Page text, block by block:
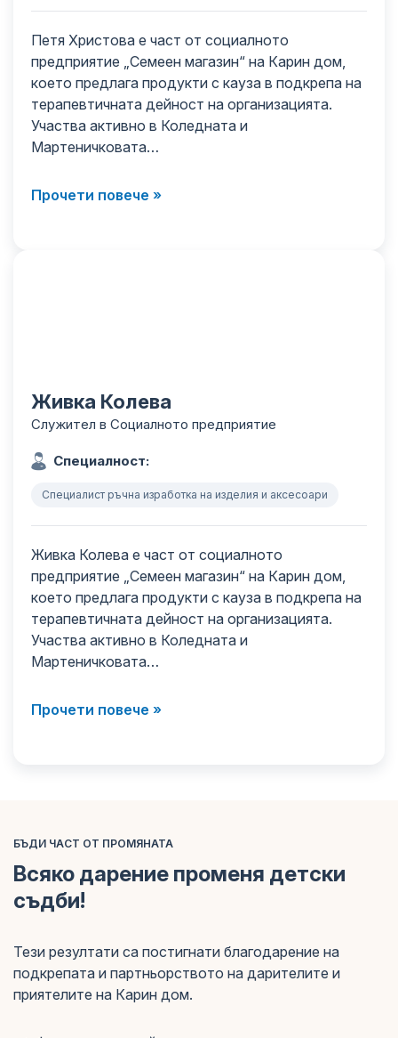
Петя Христова е част от социалното
предприятие „Семеен магазин“ на Карин дом,
което предлага продукти с кауза в подкрепа на
терапевтичната дейност на организацията.
Участва активно в Коледната и
Мартеничковата…
Прочети повече »
Живка Колева
Служител в Социалното предприятие
Специалност:
Специалист ръчна изработка на изделия и аксесоари
Живка Колева е част от социалното
предприятие „Семеен магазин“ на Карин дом,
което предлага продукти с кауза в подкрепа на
терапевтичната дейност на организацията.
Участва активно в Коледната и
Мартеничковата…
Прочети повече »
БЪДИ ЧАСТ ОТ ПРОМЯНАТА
Всяко дарение променя детски
съдби!
Тези резултати са постигнати благодарение на
подкрепата и партньорството на дарителите и
приятелите на Карин дом.